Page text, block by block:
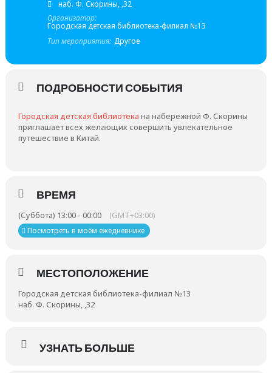
наб. Ф. Скорины, ,32
Организатор:
Городская детская библиотека-филиал №13
Тип мероприятия: Другое
ПОДРОБНОСТИ СОБЫТИЯ
Городская детская библиотека на набережной Ф. Скорины
приглашает всех желающих совершить увлекательное
путешествие в Китай.
ВРЕМЯ
(Суббота) 13:00 - 00:00 (GMT+03:00)
Посмотреть в моём ежедневнике
МЕСТОПОЛОЖЕНИЕ
Городская детская библиотека-филиал №13
наб. Ф. Скорины, ,32
УЗНАТЬ БОЛЬШЕ